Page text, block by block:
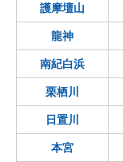
護摩壇山
龍神
南紀白浜
栗栖川
日置川
本宮